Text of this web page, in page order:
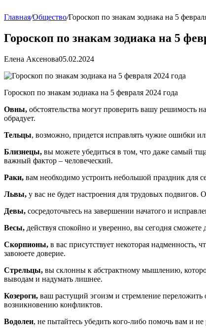
Главная/Общество/Гороскоп по знакам зодиака на 5
Гороскоп по знакам зодиака на 5
Елена Аксенова05.02.2024
Гороскоп по знакам зодиака на 5 февраля 2024 года
Овны, обстоятельства могут проверить вашу решимость
обрадует.
Тельцы, возможно, придется исправлять чужие ошибки
Близнецы, вы можете убедиться в том, что даже самый
важный фактор – человеческий.
Раки, вам необходимо устроить небольшой праздник для
Львы, у вас не будет настроения для трудовых подвигов.
Девы, сосредоточьтесь на завершении начатого и
Весы, действуя спокойно и уверенно, вы сегодня сможете
Скорпионы, в вас присутствует некоторая надменность,
завоюете доверие.
Стрельцы, вы склонны к абстрактному мышлению,
выводам и надумать лишнее.
Козероги, ваш растущий эгоизм и стремление
возникновению конфликтов.
Водолеи, не пытайтесь убедить кого-либо помочь вам и